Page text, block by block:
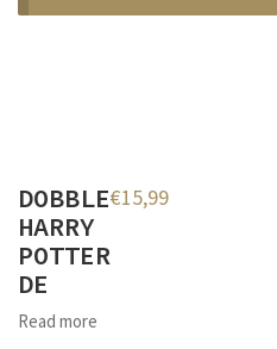
DOBBLE
HARRY
POTTER
DE
Read more
€15,99